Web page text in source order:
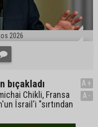
2026
bıçakladı
Chikli, Fransa
İsrail'i "sırtından
A+
A-